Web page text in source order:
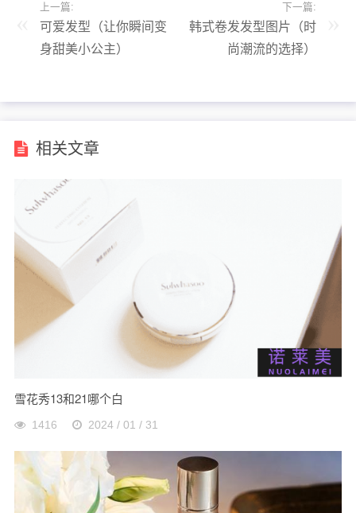
上一篇:
可爱发型（让你瞬间变
身甜美小公主）
下一篇:
韩式卷发发型图片（时
尚潮流的选择）
相关文章
雪花秀13和21哪个白
1416 2024 / 01 / 31